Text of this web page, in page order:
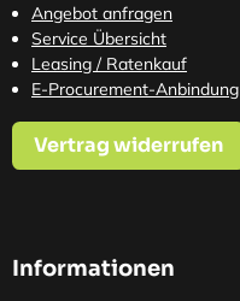
Angebot anfragen
Service Übersicht
Leasing / Ratenkauf
E-Procurement-Anbindung
Vertrag widerrufen
Informationen